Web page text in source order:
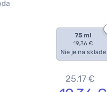
75 ml
19,36 €
Nie je na sklade
25,17€